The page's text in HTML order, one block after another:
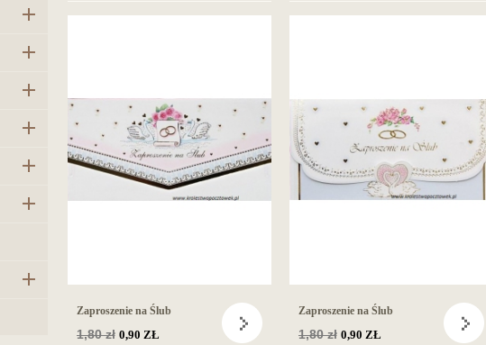







Zaproszenie na Ślub
Cena
1,80 zł 0,90 ZŁ
Zaproszenie na Ślub
Cena
1,80 zł 0,90 ZŁ